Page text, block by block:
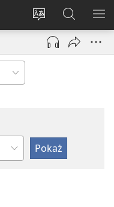
Wybór
języka
Logowanie
(opens
window)
Szukaj
na
JW.ORG